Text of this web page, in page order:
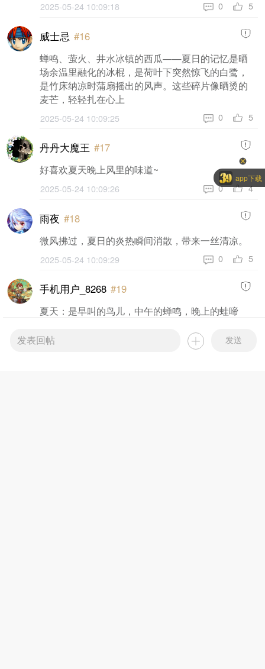
2025-05-24 10:09:18 0 5
威士忌 #16
蝉鸣、萤火、井水冰镇的西瓜——夏日的记忆是晒
场余温里融化的冰棍，是荷叶下突然惊飞的白鹭，
是竹床纳凉时蒲扇摇出的风声。这些碎片像晒烫的
麦芒，轻轻扎在心上
2025-05-24 10:09:25 0 5
丹丹大魔王 #17
好喜欢夏天晚上风里的味道~
2025-05-24 10:09:26 0 4
雨夜 #18
微风拂过，夏日的炎热瞬间消散，带来一丝清凉。
2025-05-24 10:09:29 0 5
手机用户_8268 #19
夏天：是早叫的鸟儿，中午的蝉鸣，晚上的蛙啼
发送
app下载